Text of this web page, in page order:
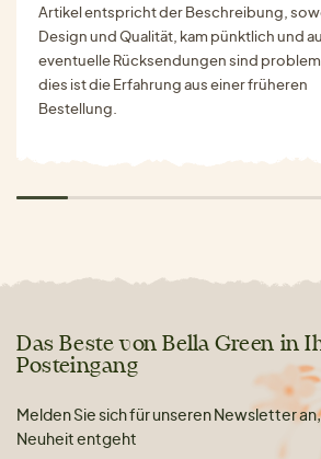
Artikel entspricht der Beschreibung,
Design und Qualität, kam pünktlich und
eventuelle Rücksendungen sind
dies ist die Erfahrung aus einer früheren
Bestellung.
Das Beste von Bella Green in
Posteingang
Melden Sie sich für unseren Newsletter
Neuheit entgeht